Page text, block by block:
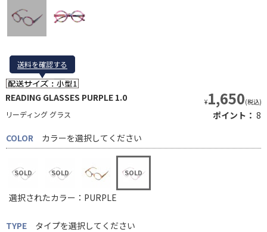
送料を確認する
送料を確認する
READING GLASSES PURPLE 1.0
リーディング グラス
¥1,650(税込)
ポイント： 8
COLOR
カラーを選択してください
選択されたカラー：PURPLE
TYPE タイプを選択してください